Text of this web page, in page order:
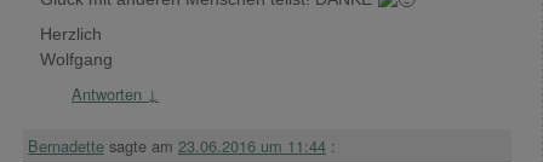
Herzlich
Wolfgang
Antworten ↓
Bernadette sagte am 23.06.2016 um 11:44 :